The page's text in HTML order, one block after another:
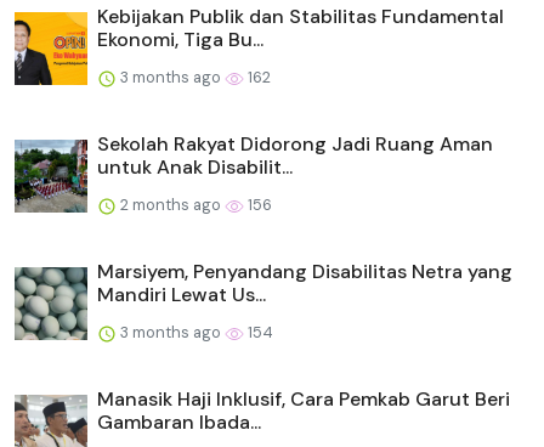
Kebijakan Publik dan Stabilitas Fundamental
Ekonomi, Tiga Bu...
3 months ago 162
Sekolah Rakyat Didorong Jadi Ruang Aman
untuk Anak Disabilit...
2 months ago 156
Marsiyem, Penyandang Disabilitas Netra yang
Mandiri Lewat Us...
3 months ago 154
Manasik Haji Inklusif, Cara Pemkab Garut Beri
Gambaran Ibada...